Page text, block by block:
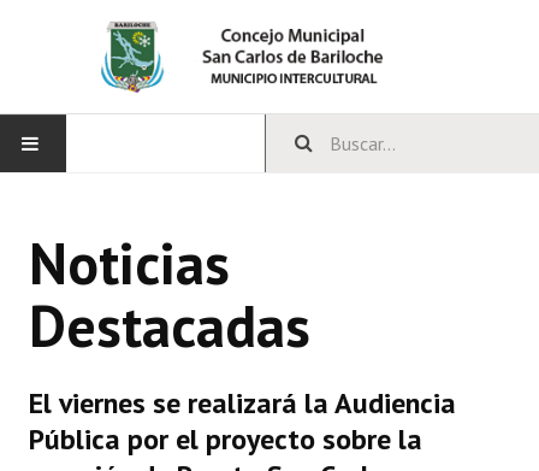
CONCEJO
Bloques Políticos
Comisiones Permanentes
Comisiones Especiales
Noticias
Destacadas
El viernes se realizará la Audiencia
Pública por el proyecto sobre la